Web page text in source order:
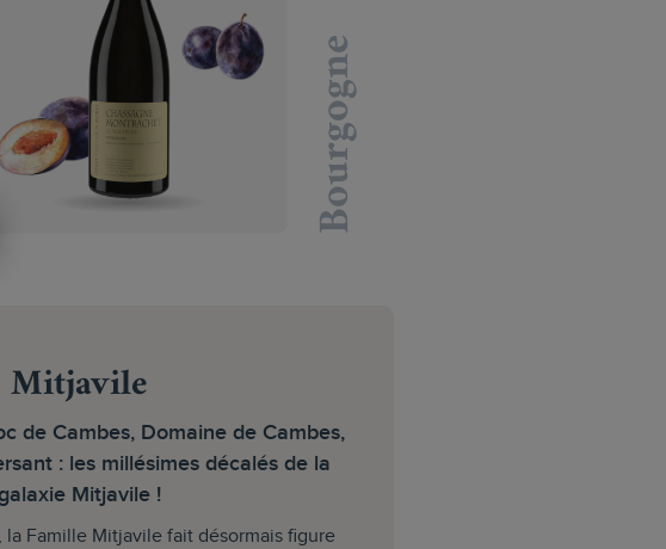
Bourgogne
Mitjavile
de Cambes, Domaine de Cambes,
: les millésimes décalés de la
Mitjavile !
Famille Mitjavile fait désormais figure